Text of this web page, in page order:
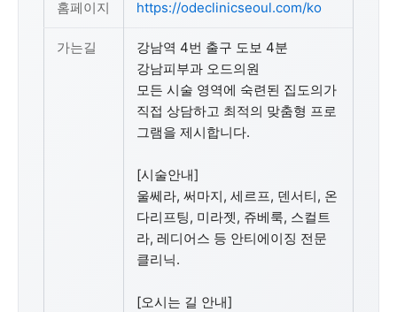
홈페이지 https://odeclinicseoul.com/ko
가는길
강남역 4번 출구 도보 4분
강남피부과 오드의원
모든 시술 영역에 숙련된 집도의가
직접 상담하고 최적의 맞춤형 프로
그램을 제시합니다.
[시술안내]
울쎄라, 써마지, 세르프, 덴서티, 온
다리프팅, 미라젯, 쥬베룩, 스컬트
라, 레디어스 등 안티에이징 전문
클리닉.
[오시는 길 안내]